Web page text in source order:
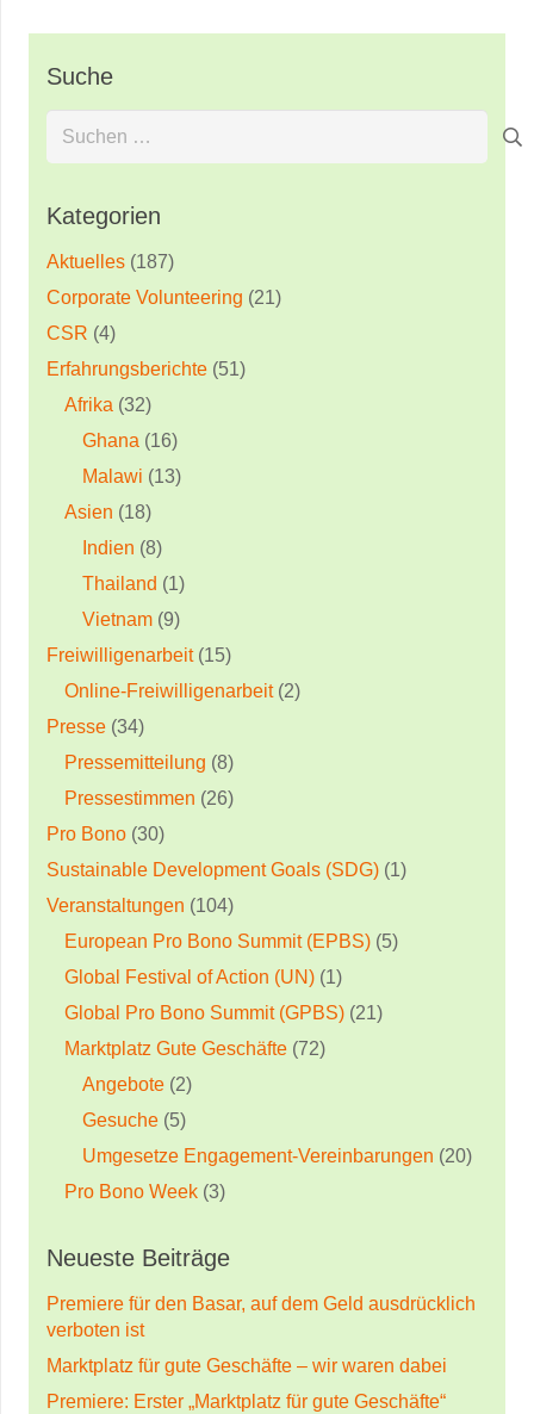
Suche
Suchen
nach:
Kategorien
Aktuelles (187)
Corporate Volunteering (21)
CSR (4)
Erfahrungsberichte (51)
Afrika (32)
Ghana (16)
Malawi (13)
Asien (18)
Indien (8)
Thailand (1)
Vietnam (9)
Freiwilligenarbeit(15)
Online-Freiwilligenarbeit(2)
Presse (34)
Pressemitteilung (8)
Pressestimmen (26)
Pro Bono (30)
Sustainable Development Goals (SDG) (1)
Veranstaltungen (104)
European Pro Bono Summit (EPBS) (5)
Global Festival of Action (UN) (1)
Global Pro Bono Summit (GPBS) (21)
Marktplatz Gute Geschäfte (72)
Angebote (2)
Gesuche (5)
Umgesetze Engagement-Vereinbarungen (20)
Pro Bono Week (3)
Neueste Beiträge
Premiere für den Basar, auf dem Geld ausdrücklich
verboten ist
Marktplatz für gute Geschäfte – wir waren dabei
Premiere: Erster „Marktplatz für gute Geschäfte“